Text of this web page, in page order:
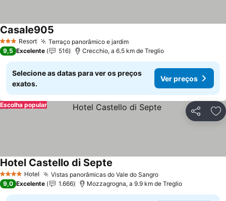
3 EstrelasResort Terraço panorâmico e jardim
Casale905
9,5 Excelente 516 Crecchio, a 6.5 km de Treglio
Selecione as datas para ver os preços
exatos.
Ver preços
Partilhar
Escolha popular
4 EstrelasHotel Vistas panorâmicas do Vale do Sangro
Hotel Castello di Septe
9,0 Excelente 1.666 Mozzagrogna, a 9.9 km de Treglio